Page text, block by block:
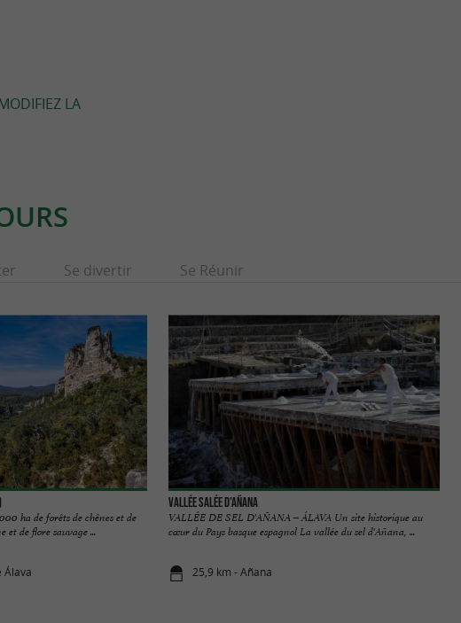
LA
Se divertir Se Réunir
ha de forêts de chênes et de
et de flore sauvage ...
Álava
Vallée Salée d'Añana
VALLÉE DE SEL D'AÑANA – ÁLAVA Un site historique au
cœur du Pays basque espagnol La vallée du sel d'Añana, ...
25,9 km - Añana